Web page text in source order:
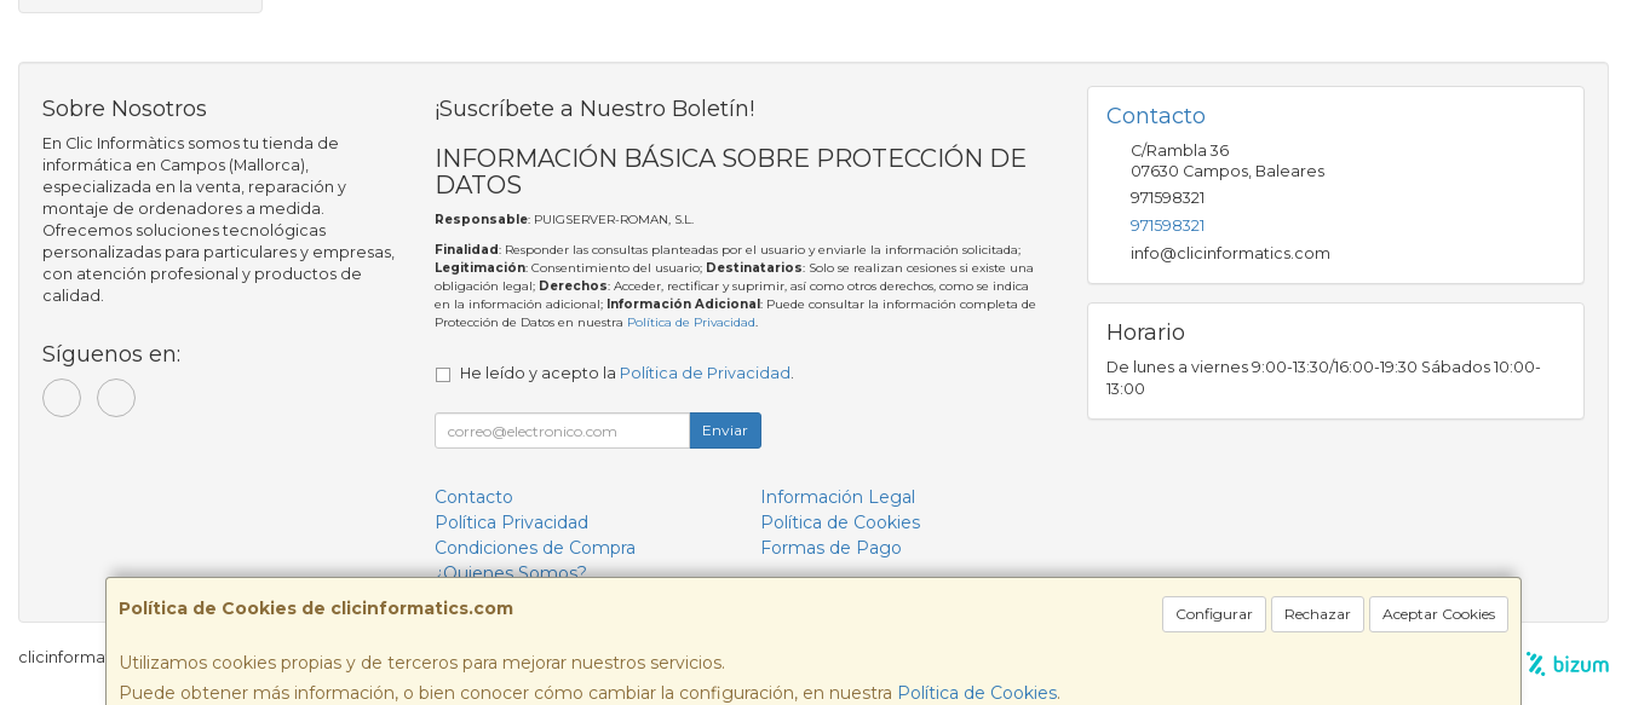
Política de Cookies de clicinformatics.com Configurar Rechazar Aceptar Cookies
Utilizamos cookies propias y de terceros para mejorar nuestros servicios.
Puede obtener más información, o bien conocer cómo cambiar la configuración, en nuestra Política de Cookies.
Sobre Nosotros
En Clic Informàtics somos tu tienda de
informática en Campos (Mallorca),
especializada en la venta, reparación y
montaje de ordenadores a medida.
Ofrecemos soluciones tecnológicas
personalizadas para particulares y empresas,
con atención profesional y productos de
calidad.
Síguenos en:
¡Suscríbete a Nuestro Boletín!
INFORMACIÓN BÁSICA SOBRE PROTECCIÓN DE
DATOS
Responsable: PUIGSERVER-ROMAN, S.L.
Finalidad: Responder las consultas planteadas por el usuario y enviarle la información solicitada;
Legitimación: Consentimiento del usuario; Destinatarios: Solo se realizan cesiones si existe una
obligación legal; Derechos: Acceder, rectificar y suprimir, así como otros derechos, como se indica
en la información adicional; Información Adicional: Puede consultar la información completa de
Protección de Datos en nuestra Política de Privacidad.
He leído y acepto la Política de Privacidad .
Enviar
Contacto
Información Legal
Política Privacidad
Política de Cookies
Condiciones de Compra
Formas de Pago
¿Quienes Somos?
Contacto
C/Rambla 36
07630 Campos, Baleares
971598321
971598321
info@clicinformatics.com
Horario
De lunes a viernes 9:00-13:30/16:00-19:30 Sábados 10:00-
13:00
clicinformatics.com © 2026
, , , , España. - C.I.F.: B57693244 - Tfno: